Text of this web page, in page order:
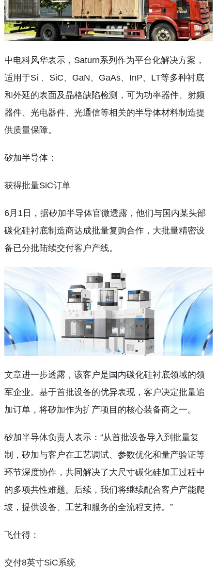
中电科风华表示，Saturn系列作为平台化解决方案，
适用于Si 、SiC、GaN、GaAs、InP、LT等多种衬底
和外延的表面及晶格缺陷检测，可为功率器件、射频
器件、光电器件、光通信等相关的半导体材料制造提
供质量保障。
矽加半导体：
获得批量SiC订单
6月1日，据矽加半导体官微透露，他们与国内某头部
碳化硅衬底制造商达成批量复购合作，大批量精密设
备已分批陆续交付客户产线。
文章进一步透露，该客户是国内碳化硅衬底领域的领
军企业。基于首批设备的优异表现，客户决定批量追
加订单，将矽加作为扩产项目的核心装备商之一。
矽加半导体负责人表示：“从首批设备导入到批量复
制，矽加与客户在工艺调试、参数优化和量产验证等
环节深度协作，共同解决了大尺寸碳化硅加工过程中
的多项共性难题。后续，我们将继续配合客户产能爬
坡，提供设备、工艺和服务的全流程支持。”
飞仕得：
交付8英寸SiC系统